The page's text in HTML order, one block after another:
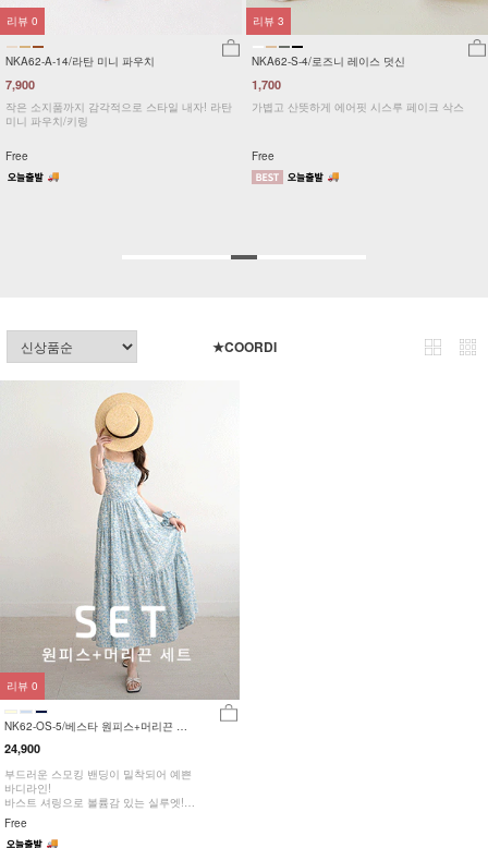
NKA62-A-14/라탄 미니 파우치
7,900
작은 소지품까지 감각적으로 스타일 내자! 라탄
미니 파우치/키링
Free
리뷰 0
NKA62-S-4/로즈니 레이스 덧신
1,700
가볍고 산뜻하게 에어핏 시스루 페이크 삭스
Free
리뷰 3
★COORDI
NK62-OS-5/베스타 원피스+머리끈 세
트_DY
24,900
부드러운 스모킹 밴딩이 밀착되어 예쁜
바디라인!
바스트 셔링으로 볼륨감 있는 실루엣!
체형에 맞게 스트랩 조절 가능!
Free
리뷰 0